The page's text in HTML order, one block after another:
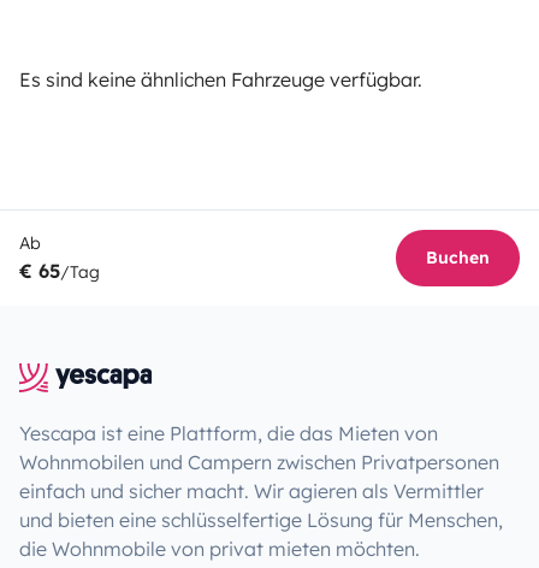
Es sind keine ähnlichen Fahrzeuge verfügbar.
Ab
€ 65/Tag
Buchen
Yescapa ist eine Plattform, die das Mieten von
Wohnmobilen und Campern zwischen Privatpersonen
einfach und sicher macht. Wir agieren als Vermittler
und bieten eine schlüsselfertige Lösung für Menschen,
die Wohnmobile von privat mieten möchten.